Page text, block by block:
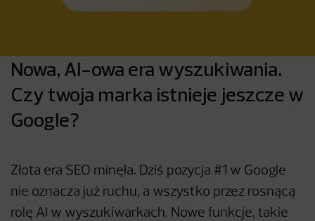
Nowa, AI-owa era wyszukiwania.
Czy twoja marka istnieje jeszcze w
Google?
Złota era SEO minęła. Dziś pozycja #1 w Google
nie oznacza już ruchu, a wszystko przez rosnącą
rolę AI w wyszukiwarkach. Nowe funkcje, takie